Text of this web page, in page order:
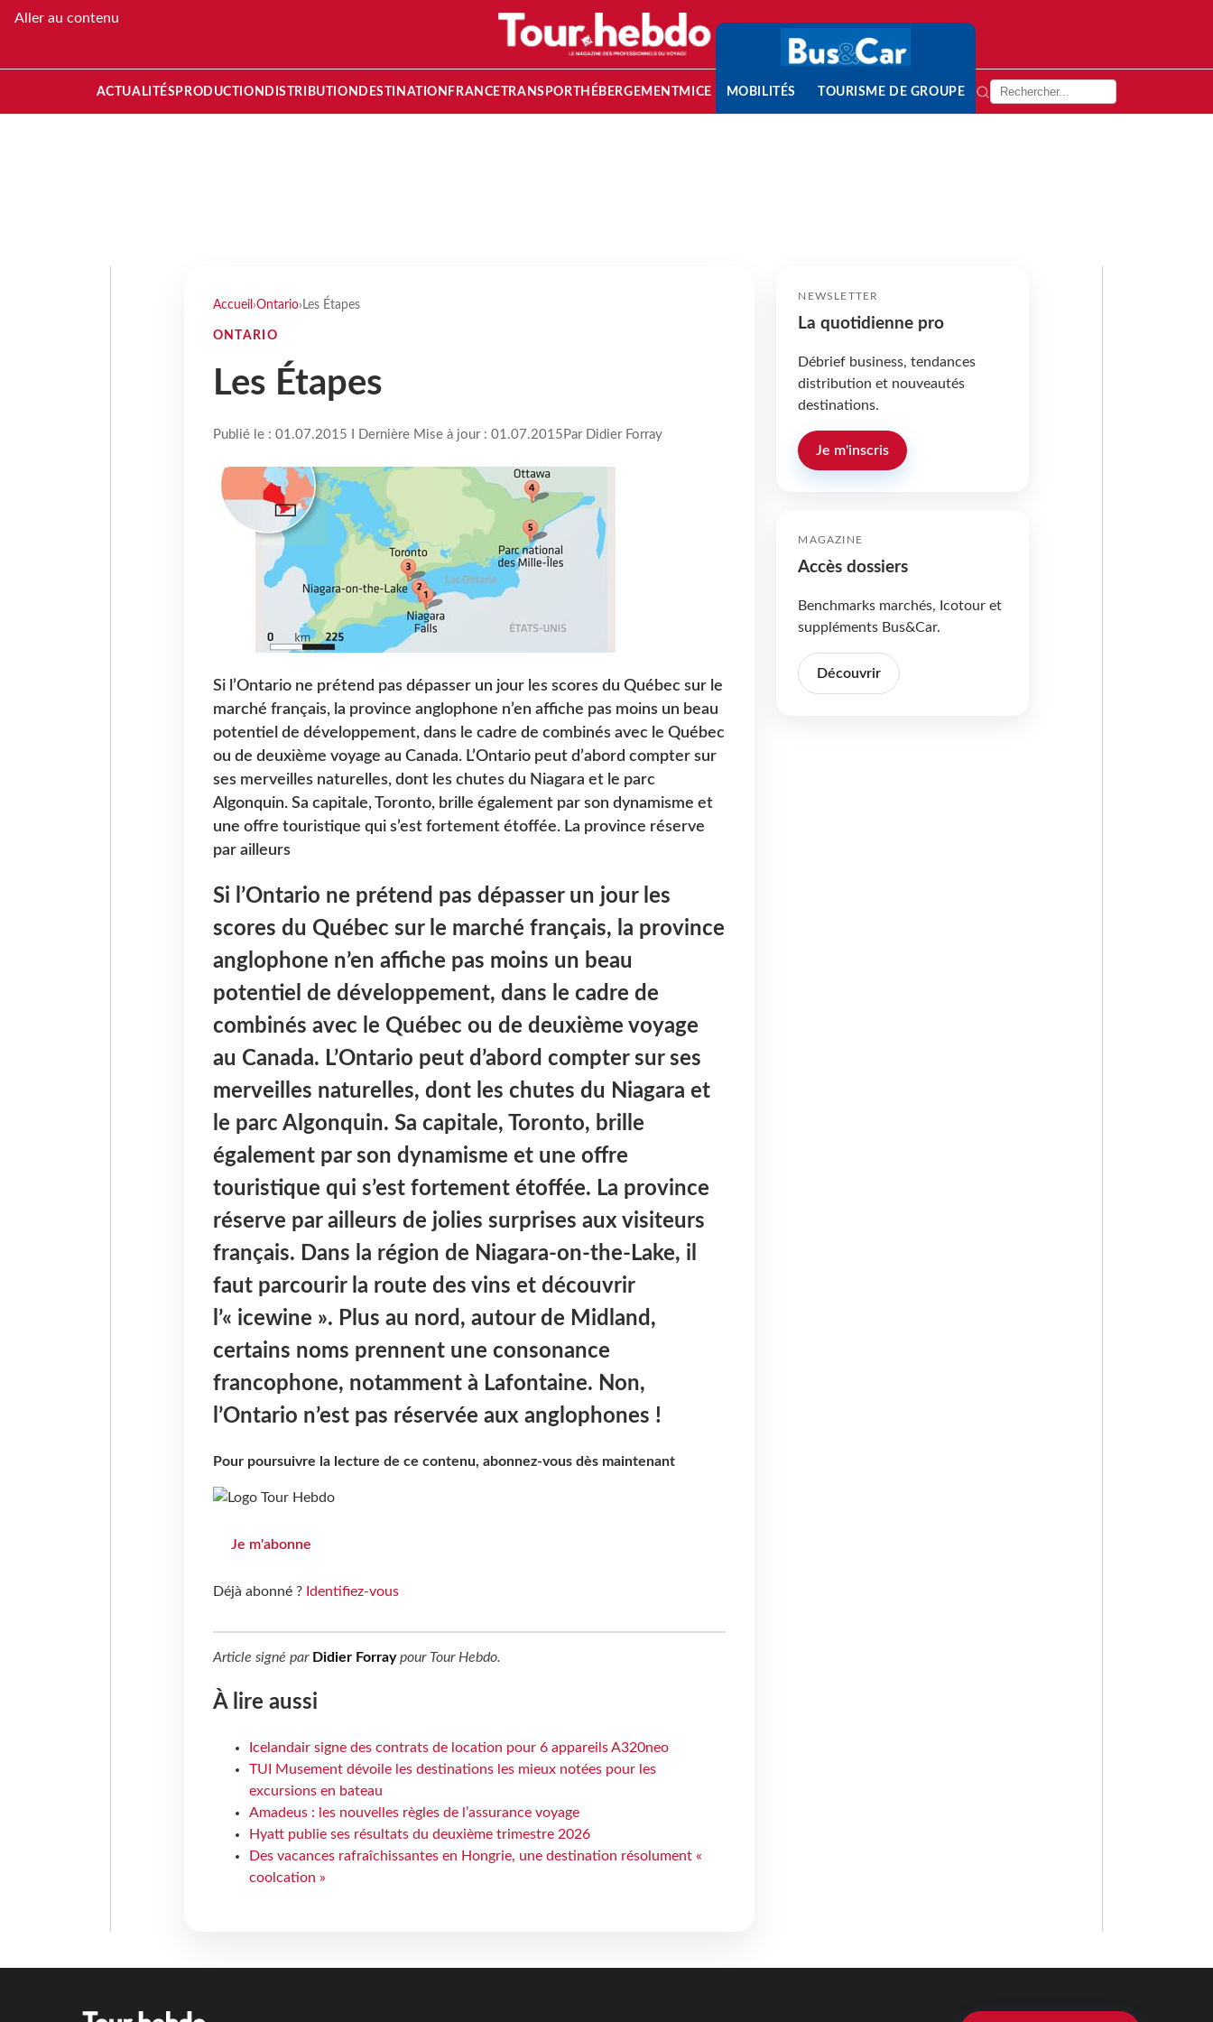
Aller au contenu
ACTUALITÉS PRODUCTION DISTRIBUTION DESTINATION FRANCETRANSPORT HÉBERGEMENTMICE MOBILITÉS TOURISME DE GROUPE
Accueil ›Ontario› Les Étapes
ONTARIO
Les Étapes
Publié le : 01.07.2015 I Dernière Mise à jour : 01.07.2015 Par Didier Forray
Si l’Ontario ne prétend pas dépasser un jour les scores du Québec sur le
marché français, la province anglophone n’en affiche pas moins un beau
potentiel de développement, dans le cadre de combinés avec le Québec
ou de deuxième voyage au Canada. L’Ontario peut d’abord compter sur
ses merveilles naturelles, dont les chutes du Niagara et le parc
Algonquin. Sa capitale, Toronto, brille également par son dynamisme et
une offre touristique qui s’est fortement étoffée. La province réserve
par ailleurs
Si l’Ontario ne prétend pas dépasser un jour les
scores du Québec sur le marché français, la province
anglophone n’en affiche pas moins un beau
potentiel de développement, dans le cadre de
combinés avec le Québec ou de deuxième voyage
au Canada. L’Ontario peut d’abord compter sur ses
merveilles naturelles, dont les chutes du Niagara et
le parc Algonquin. Sa capitale, Toronto, brille
également par son dynamisme et une offre
touristique qui s’est fortement étoffée. La province
réserve par ailleurs de jolies surprises aux visiteurs
français. Dans la région de Niagara-on-the-Lake, il
faut parcourir la route des vins et découvrir
l’« icewine ». Plus au nord, autour de Midland,
certains noms prennent une consonance
francophone, notamment à Lafontaine. Non,
l’Ontario n’est pas réservée aux anglophones !
Pour poursuivre la lecture de ce contenu, abonnez-vous dès maintenant
Je m'abonne
Déjà abonné ? Identifiez-vous
Article signé par Didier Forraypour Tour Hebdo.
À lire aussi
Icelandair signe des contrats de location pour 6 appareils A320neo
TUI Musement dévoile les destinations les mieux notées pour les
excursions en bateau
Amadeus : les nouvelles règles de l’assurance voyage
Hyatt publie ses résultats du deuxième trimestre 2026
Des vacances rafraîchissantes en Hongrie, une destination résolument «
coolcation »
NEWSLETTER
La quotidienne pro
Débrief business, tendances
distribution et nouveautés
destinations.
Je m'inscris
MAGAZINE
Accès dossiers
Benchmarks marchés, Icotour et
suppléments Bus&Car.
Découvrir